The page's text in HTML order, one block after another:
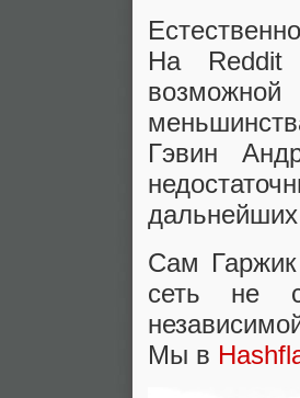
На Reddit
возможной
Гэвин
Сам Гаржик
сеть не
Мы в